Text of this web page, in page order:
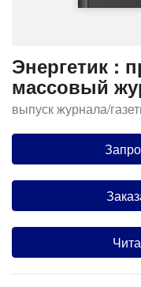
Энергетик :
массовый
выпуск журнала/